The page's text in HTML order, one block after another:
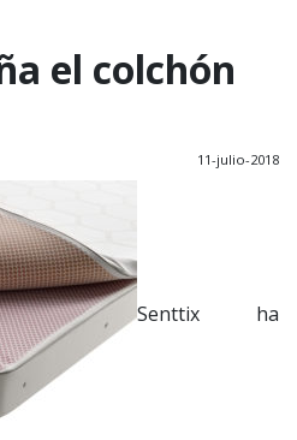
el colchón
11-julio-2018
Senttix ha